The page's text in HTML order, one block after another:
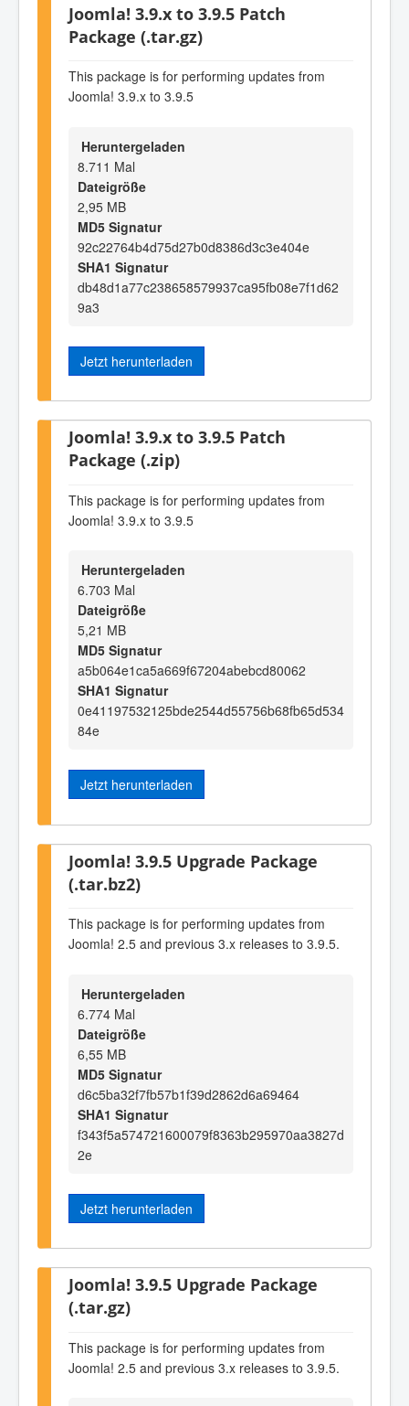
Joomla! 3.9.x to 3.9.5 Patch
Package (.tar.gz)
This package is for performing updates from
Joomla! 3.9.x to 3.9.5
Heruntergeladen
8.711 Mal
Dateigröße
2,95 MB
MD5 Signatur
92c22764b4d75d27b0d8386d3c3e404e
SHA1 Signatur
db48d1a77c238658579937ca95fb08e7f1d62
9a3
Jetzt herunterladen
Joomla! 3.9.x to 3.9.5 Patch
Package (.zip)
This package is for performing updates from
Joomla! 3.9.x to 3.9.5
Heruntergeladen
6.703 Mal
Dateigröße
5,21 MB
MD5 Signatur
a5b064e1ca5a669f67204abebcd80062
SHA1 Signatur
0e41197532125bde2544d55756b68fb65d534
84e
Jetzt herunterladen
Joomla! 3.9.5 Upgrade Package
(.tar.bz2)
This package is for performing updates from
Joomla! 2.5 and previous 3.x releases to 3.9.5.
Heruntergeladen
6.774 Mal
Dateigröße
6,55 MB
MD5 Signatur
d6c5ba32f7fb57b1f39d2862d6a69464
SHA1 Signatur
f343f5a574721600079f8363b295970aa3827d
2e
Jetzt herunterladen
Joomla! 3.9.5 Upgrade Package
(.tar.gz)
This package is for performing updates from
Joomla! 2.5 and previous 3.x releases to 3.9.5.